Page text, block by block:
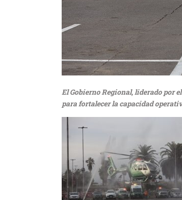
El Gobierno Regional, liderado por
para fortalecer la capacidad